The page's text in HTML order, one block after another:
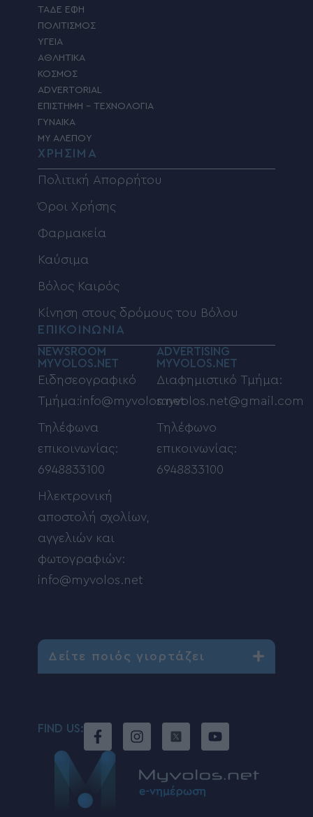
ΤΑΔΕ ΕΦΗ
ΠΟΛΙΤΙΣΜΟΣ
ΥΓΕΙΑ
ΑΘΛΗΤΙΚΑ
ΚΟΣΜΟΣ
ADVERTORIAL
ΕΠΙΣΤΗΜΗ – ΤΕΧΝΟΛΟΓΙΑ
ΓΥΝΑΙΚΑ
MY ΑΛΕΠΟΥ
ΧΡΗΣΙΜΑ
Πολιτική Απορρήτου
Όροι Χρήσης
Φαρμακεία
Καύσιμα
Βόλος Καιρός
Κίνηση στους δρόμους του Βόλου
ΕΠΙΚΟΙΝΩΝΙΑ
NEWSROOM
MYVOLOS.NET
Ειδησεογραφικό
Τμήμα:info@myvolos.net
Τηλέφωνα
επικοινωνίας:
6948833100
Ηλεκτρονική
αποστολή σχολίων,
αγγελιών και
φωτογραφιών:
info@myvolos.net
ADVERTISING
MYVOLOS.NET
Διαφημιστικό Τμήμα:
myvolos.net@gmail.com
Τηλέφωνο
επικοινωνίας:
6948833100
Δείτε ποιός γιορτάζει
FIND US: